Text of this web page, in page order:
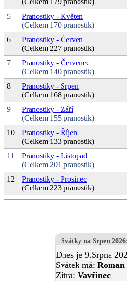
(Celkem 179 pranostik)
5
Pranostiky - Květen
(Celkem 170 pranostik)
6
Pranostiky - Červen
(Celkem 227 pranostik)
7
Pranostiky - Červenec
(Celkem 140 pranostik)
8
Pranostiky - Srpen
(Celkem 168 pranostik)
9
Pranostiky - Září
(Celkem 155 pranostik)
10
Pranostiky - Říjen
(Celkem 133 pranostik)
11
Pranostiky - Listopad
(Celkem 201 pranostik)
12
Pranostiky - Prosinec
(Celkem 223 pranostik)
Svátky na Srpen 2026:
Dnes je 9.Srpna
Svátek má: Roman
Zítra: Vavřinec